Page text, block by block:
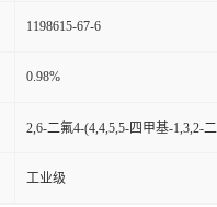
1198615-67-6
0.98%
2,6-二氟4-(4,4,5,5-四甲基-1,3,2-
工业级